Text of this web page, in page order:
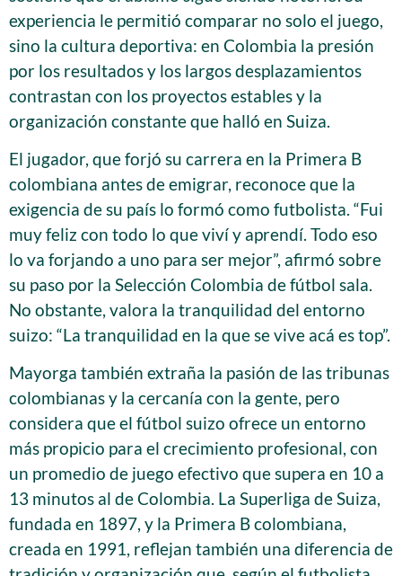
experiencia le permitió comparar no solo el juego,
sino la cultura deportiva: en Colombia la presión
por los resultados y los largos desplazamientos
contrastan con los proyectos estables y la
organización constante que halló en Suiza.
El jugador, que forjó su carrera en la Primera B
colombiana antes de emigrar, reconoce que la
exigencia de su país lo formó como futbolista. “Fui
muy feliz con todo lo que viví y aprendí. Todo eso
lo va forjando a uno para ser mejor”, afirmó sobre
su paso por la Selección Colombia de fútbol sala.
No obstante, valora la tranquilidad del entorno
suizo: “La tranquilidad en la que se vive acá es top”.
Mayorga también extraña la pasión de las tribunas
colombianas y la cercanía con la gente, pero
considera que el fútbol suizo ofrece un entorno
más propicio para el crecimiento profesional, con
un promedio de juego efectivo que supera en 10 a
13 minutos al de Colombia. La Superliga de Suiza,
fundada en 1897, y la Primera B colombiana,
creada en 1991, reflejan también una diferencia de